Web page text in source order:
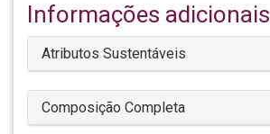
Informações adicionais
Atributos Sustentáveis
Composição Completa